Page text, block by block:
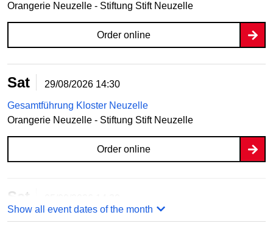
Orangerie Neuzelle - Stiftung Stift Neuzelle
Order online
Sat 29/08/2026 14:30
Gesamtführung Kloster Neuzelle
Orangerie Neuzelle - Stiftung Stift Neuzelle
Order online
Sat
Gesamtführung Kloster Neuzelle
Show all event dates of the month